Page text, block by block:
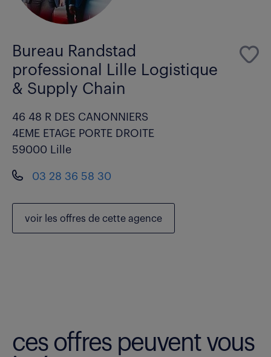
Bureau Randstad
professional Lille Logistique
& Supply Chain
46 48 R DES CANONNIERS
4EME ETAGE PORTE DROITE
59000 Lille
03 28 36 58 30
voir les offres de cette agence
ces offres peuvent vous